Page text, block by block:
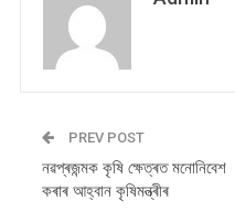
PREV POST
নৱপ্ৰজন্মক কৃষি ক্ষেত্ৰত মনোনিবেশ
কৰাৰ আহ্বান কৃষিমন্ত্ৰীৰ